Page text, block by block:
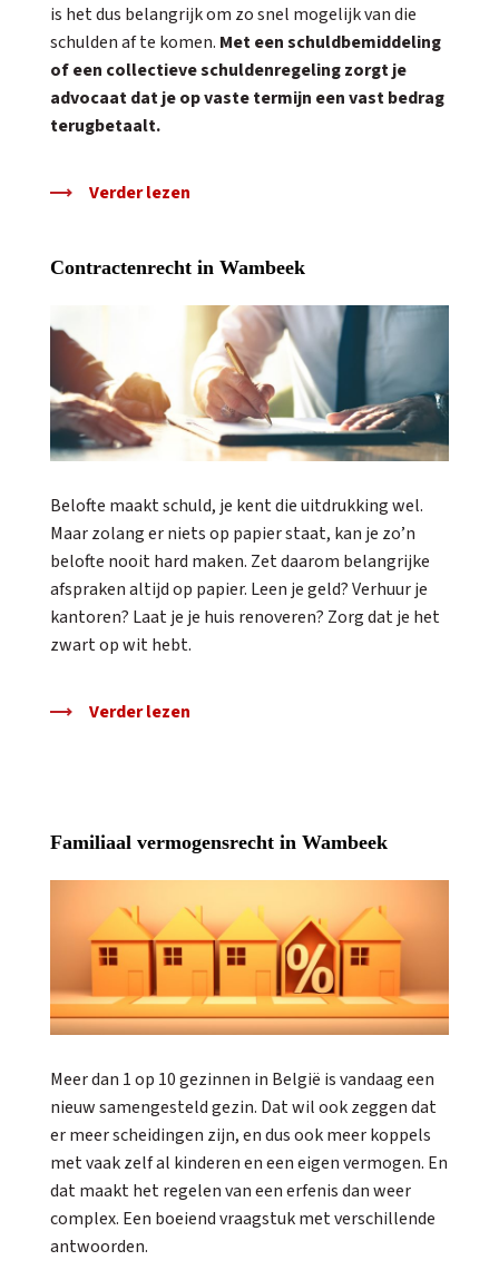
is het dus belangrijk om zo snel mogelijk van die
schulden af te komen. Met een schuldbemiddeling
of een collectieve schuldenregeling zorgt je
advocaat dat je op vaste termijn een vast bedrag
terugbetaalt.
Verder lezen
Contractenrecht in Wambeek
Belofte maakt schuld, je kent die uitdrukking wel.
Maar zolang er niets op papier staat, kan je zo’n
belofte nooit hard maken. Zet daarom belangrijke
afspraken altijd op papier. Leen je geld? Verhuur je
kantoren? Laat je je huis renoveren? Zorg dat je het
zwart op wit hebt.
Verder lezen
Familiaal vermogensrecht in Wambeek
Meer dan 1 op 10 gezinnen in België is vandaag een
nieuw samengesteld gezin. Dat wil ook zeggen dat
er meer scheidingen zijn, en dus ook meer koppels
met vaak zelf al kinderen en een eigen vermogen. En
dat maakt het regelen van een erfenis dan weer
complex. Een boeiend vraagstuk met verschillende
antwoorden.